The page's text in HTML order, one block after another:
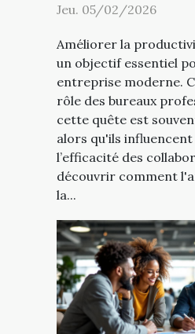
Jeu. 05/02/2026
Améliorer la
un objectif essentiel
entreprise moderne.
rôle des bureaux
cette quête est
alors qu'ils
l’efficacité des
découvrir comment
la...